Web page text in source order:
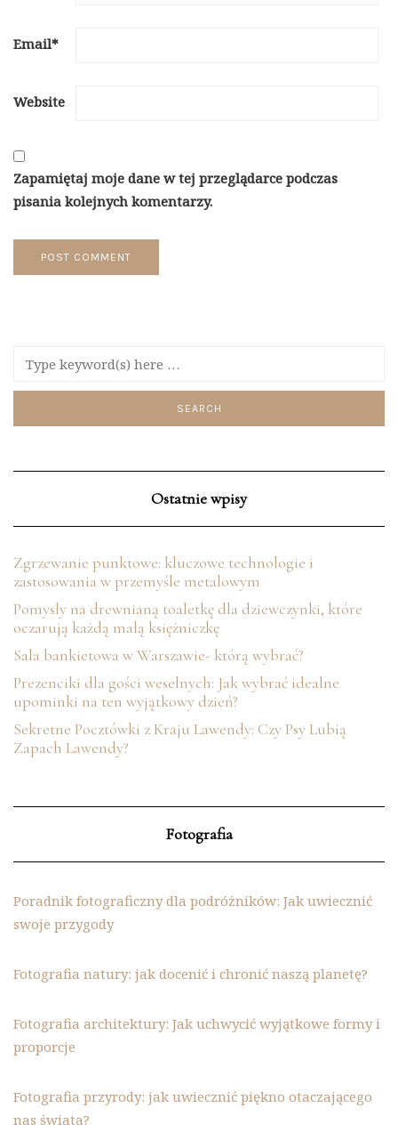
Email*
Website
Zapamiętaj moje dane w tej przeglądarce podczas
pisania kolejnych komentarzy.
Ostatnie wpisy
Zgrzewanie punktowe: kluczowe technologie i
zastosowania w przemyśle metalowym
Pomysły na drewnianą toaletkę dla dziewczynki, które
oczarują każdą małą księżniczkę
Sala bankietowa w Warszawie- którą wybrać?
Prezenciki dla gości weselnych: Jak wybrać idealne
upominki na ten wyjątkowy dzień?
Sekretne Pocztówki z Kraju Lawendy: Czy Psy Lubią
Zapach Lawendy?
Fotografia
Poradnik fotograficzny dla podróżników: Jak uwiecznić
swoje przygody
Fotografia natury: jak docenić i chronić naszą planetę?
Fotografia architektury: Jak uchwycić wyjątkowe formy i
proporcje
Fotografia przyrody: jak uwiecznić piękno otaczającego
nas świata?